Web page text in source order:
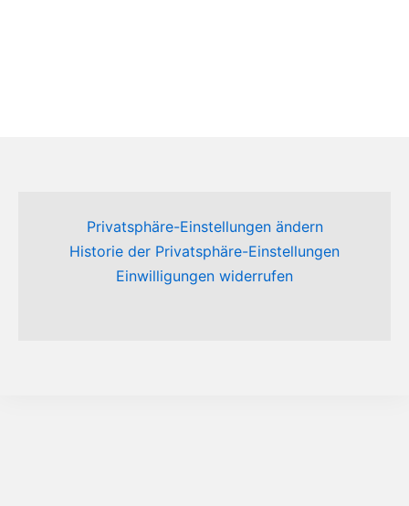
Privatsphäre-Einstellungen ändern
Historie der Privatsphäre-Einstellungen
Einwilligungen widerrufen